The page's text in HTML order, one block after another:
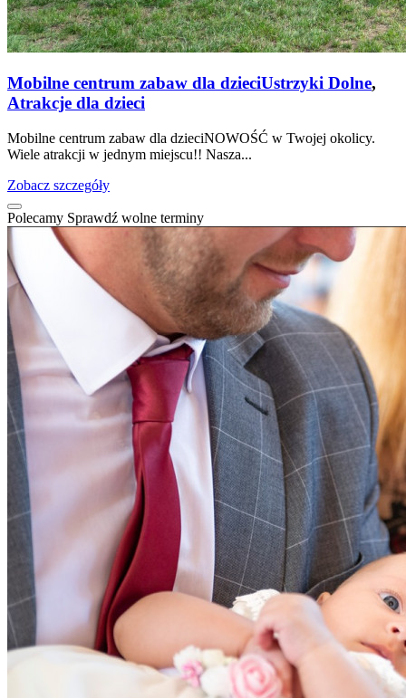
Mobilne centrum zabaw dla dzieciUstrzyki Dolne,
Atrakcje dla dzieci
Mobilne centrum zabaw dla dzieciNOWOŚĆ w Twojej okolicy.
Wiele atrakcji w jednym miejscu!! Nasza...
Zobacz szczegóły
Polecamy Sprawdź wolne terminy